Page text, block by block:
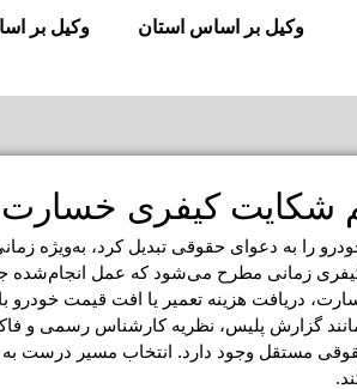
وکیل بر اساس استان وکیل بر
شکایت کیفری
را به دعوای حقوقی تبدیل کرد، به‌ویژه
زمانی مطرح می‌شود که عمل انجام‌شده
دریافت هزینه تعمیر یا افت قیمت
گزارش پلیس، نظریه کارشناس رسمی و
مستقل وجود دارد. انتخاب مسیر درست